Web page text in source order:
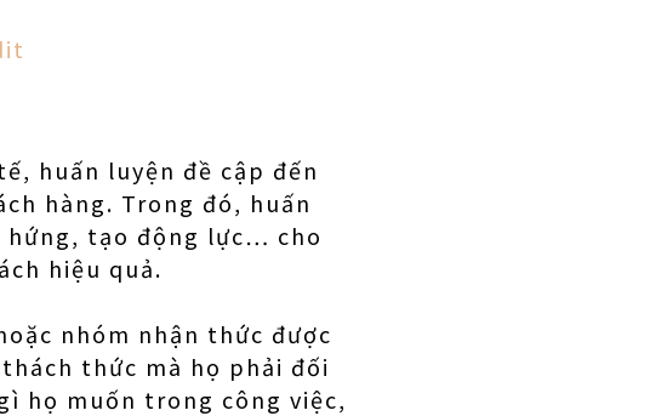
huấn luyện đề cập đến
hàng. Trong đó, huấn
hứng, tạo động lực… cho
hiệu quả.
nhóm nhận thức được
thức mà họ phải đối
họ muốn trong công việc,